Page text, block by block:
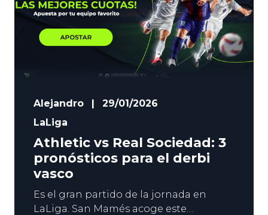
Alejandro |
29/01/2026
LaLiga
Athletic vs Real Sociedad: 3
pronósticos para el derbi
vasco
Es el gran partido de la jornada en
LaLiga. San Mamés acoge este